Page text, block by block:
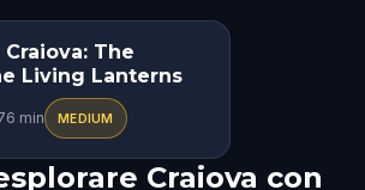
ROMANTIC ADVENTURE
The
Living Lanterns
min MEDIUM
Craiova con